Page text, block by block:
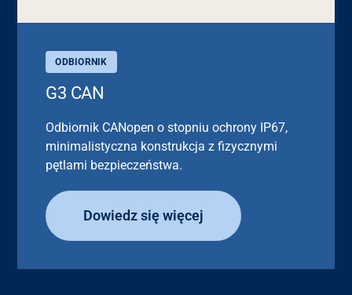
ODBIORNIK
G3 CAN
Odbiornik CANopen o stopniu ochrony IP67,
minimalistyczna konstrukcja z fizycznymi
pętlami bezpieczeństwa.
Dowiedz się więcej